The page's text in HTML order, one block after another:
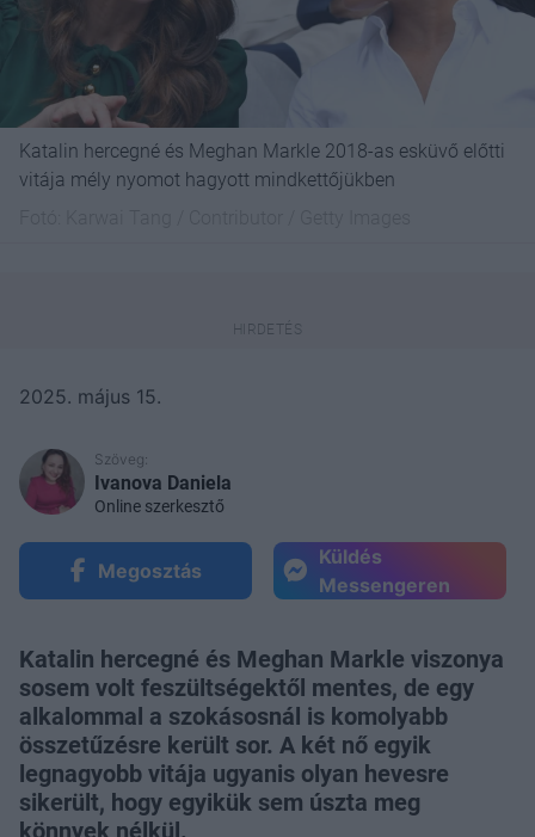
Katalin hercegné és Meghan Markle 2018-as esküvő előtti
vitája mély nyomot hagyott mindkettőjükben
2025. május 15.
Szöveg:
Ivanova Daniela
Online szerkesztő
Megosztás
Küldés
Messengeren
Katalin hercegné és Meghan Markle viszonya
sosem volt feszültségektől mentes, de egy
alkalommal a szokásosnál is komolyabb
összetűzésre került sor. A két nő egyik
legnagyobb vitája ugyanis olyan hevesre
sikerült, hogy egyikük sem úszta meg
könnyek nélkül.